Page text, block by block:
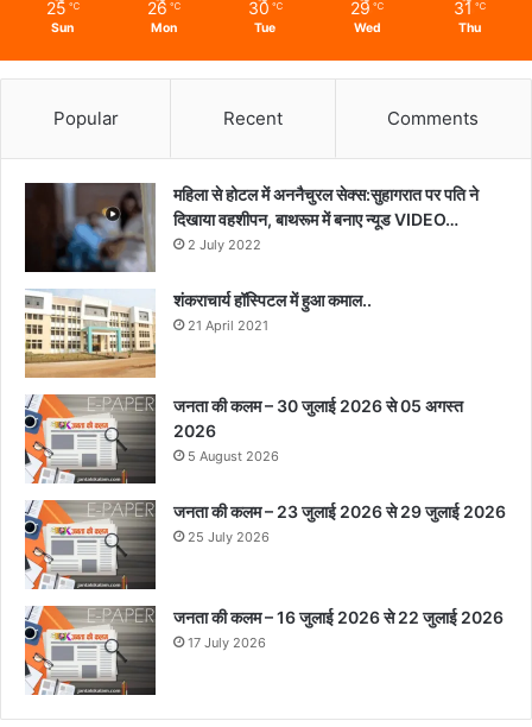
25 ℃
Sun
26 ℃
Mon
30 ℃
Tue
29 ℃
Wed
31 ℃
Thu
Popular Recent Comments
महिला से होटल में अननैचुरल सेक्स:सुहागरात पर पति ने
दिखाया वहशीपन, बाथरूम में बनाए न्यूड VIDEO…
2 July 2022
शंकराचार्य हॉस्पिटल में हुआ कमाल..
21 April 2021
जनता की कलम – 30 जुलाई 2026 से 05 अगस्त
2026
5 August 2026
जनता की कलम – 23 जुलाई 2026 से 29 जुलाई 2026
25 July 2026
जनता की कलम – 16 जुलाई 2026 से 22 जुलाई 2026
17 July 2026